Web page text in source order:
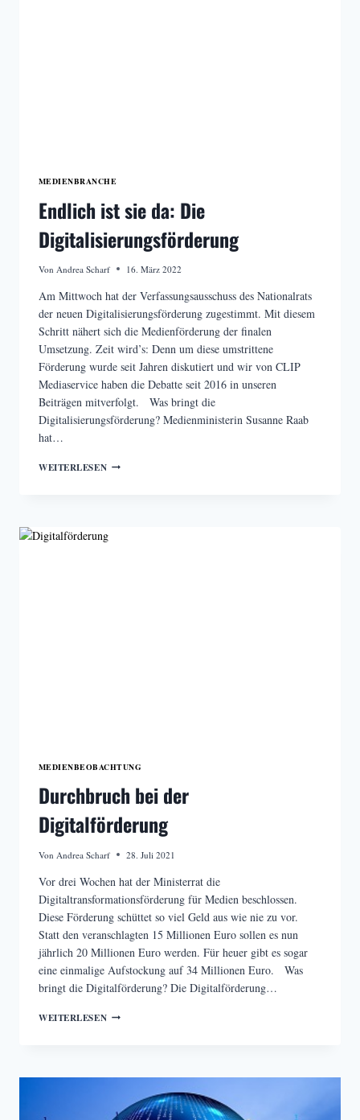
MEDIENBRANCHE
Endlich ist sie da: Die
Digitalisierungsförderung
Von Andrea Scharf 16. März 2022
Am Mittwoch hat der Verfassungsausschuss des Nationalrats
der neuen Digitalisierungsförderung zugestimmt. Mit diesem
Schritt nähert sich die Medienförderung der finalen
Umsetzung. Zeit wird’s: Denn um diese umstrittene
Förderung wurde seit Jahren diskutiert und wir von CLIP
Mediaservice haben die Debatte seit 2016 in unseren
Beiträgen mitverfolgt. Was bringt die
Digitalisierungsförderung? Medienministerin Susanne Raab
hat…
WEITERLESENENDLICH
DIGITALISIERUNGSFÖRDERUNG
MEDIENBEOBACHTUNG
Durchbruch bei der
Digitalförderung
Von Andrea Scharf 28. Juli 2021
Vor drei Wochen hat der Ministerrat die
Digitaltransformationsförderung für Medien beschlossen.
Diese Förderung schüttet so viel Geld aus wie nie zu vor.
Statt den veranschlagten 15 Millionen Euro sollen es nun
jährlich 20 Millionen Euro werden. Für heuer gibt es sogar
eine einmalige Aufstockung auf 34 Millionen Euro. Was
bringt die Digitalförderung? Die Digitalförderung…
WEITERLESENDURCHBRUCH